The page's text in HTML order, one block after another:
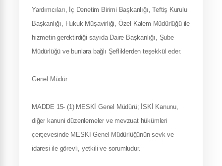
Yardımcıları, İç Denetim Birimi Başkanlığı, Teftiş Kurulu
Başkanlığı, Hukuk Müşavirliği, Özel Kalem Müdürlüğü ile
hizmetin gerektirdiği sayıda Daire Başkanlığı, Şube
Müdürlüğü ve bunlara bağlı Şefliklerden teşekkül eder.
Genel Müdür
MADDE 15- (1) MESKİ Genel Müdürü; İSKİ Kanunu,
diğer kanuni düzenlemeler ve mevzuat hükümleri
çerçevesinde MESKİ Genel Müdürlüğünün sevk ve
idaresi ile görevli, yetkili ve sorumludur.